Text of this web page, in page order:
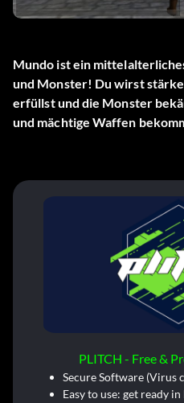
Mundo ist ein
und Monster! Du wirst
erfüllst und die Monster
und mächtige Waffen
PLITCH - Free &
Secure Software (Virus
Easy to use: get ready